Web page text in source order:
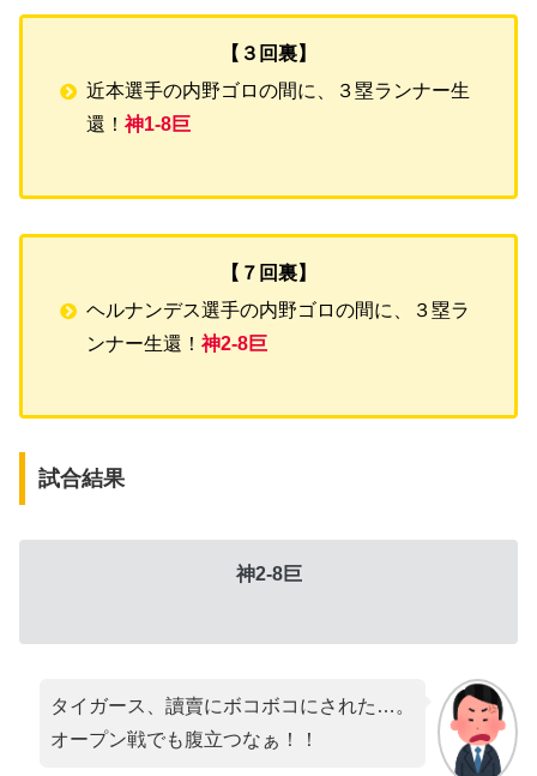
【３回裏】
近本選手の内野ゴロの間に、３塁ランナー生
還！神1-8巨
【７回裏】
ヘルナンデス選手の内野ゴロの間に、３塁ラ
ンナー生還！神2-8巨
試合結果
神2-8巨
タイガース、讀賣にボコボコにされた…。
オープン戦でも腹立つなぁ！！